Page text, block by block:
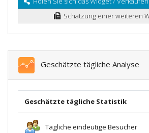
Schätzung einer weiteren
Geschätzte tägliche Analyse
Geschätzte tägliche Statistik
Tägliche eindeutige Besucher